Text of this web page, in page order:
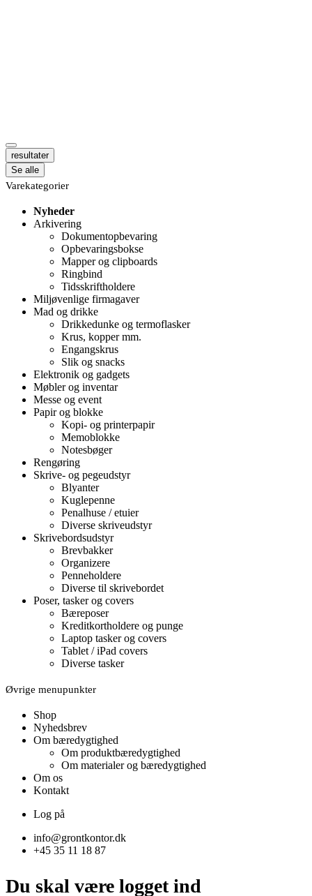
resultater
Se alle
Varekategorier
Nyheder
Arkivering
Dokumentopbevaring
Opbevaringsbokse
Mapper og clipboards
Ringbind
Tidsskriftholdere
Miljøvenlige firmagaver
Mad og drikke
Drikkedunke og termoflasker
Krus, kopper mm.
Engangskrus
Slik og snacks
Elektronik og gadgets
Møbler og inventar
Messe og event
Papir og blokke
Kopi- og printerpapir
Memoblokke
Notesbøger
Rengøring
Skrive- og pegeudstyr
Blyanter
Kuglepenne
Penalhuse / etuier
Diverse skriveudstyr
Skrivebordsudstyr
Brevbakker
Organizere
Penneholdere
Diverse til skrivebordet
Poser, tasker og covers
Bæreposer
Kreditkortholdere og punge
Laptop tasker og covers
Tablet / iPad covers
Diverse tasker
Øvrige menupunkter
Shop
Nyhedsbrev
Om bæredygtighed
Om produktbæredygtighed
Om materialer og bæredygtighed
Om os
Kontakt
Log på
info@grontkontor.dk
+45 35 11 18 87
Du skal være logget ind